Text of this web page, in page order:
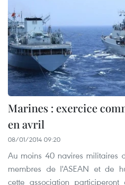
Marines : exercice
en avril
08/01/2014 09:20
Au moins 40 navires militaires
membres de l'ASEAN et de
cette association